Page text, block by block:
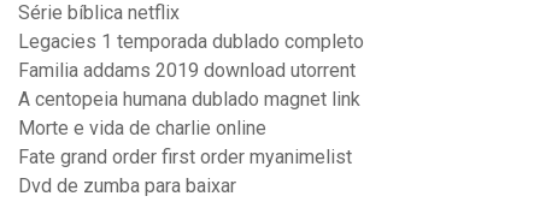
Série bíblica netflix
Legacies 1 temporada dublado completo
Familia addams 2019 download utorrent
A centopeia humana dublado magnet link
Morte e vida de charlie online
Fate grand order first order myanimelist
Dvd de zumba para baixar